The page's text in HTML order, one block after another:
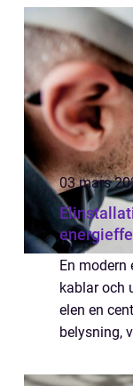
bemästra
03 mars
Elinstallation
En modern
kablar och
elen en
belysning,
en